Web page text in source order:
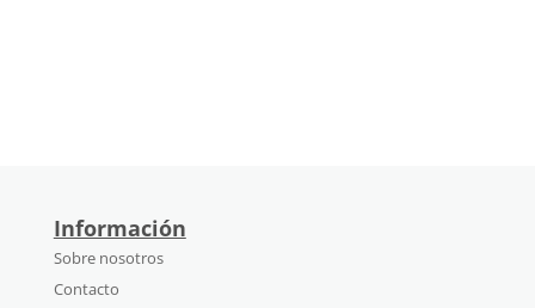
Información
Sobre nosotros
Contacto